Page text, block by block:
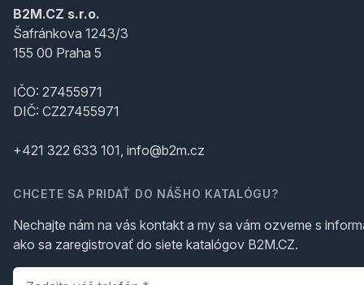
B2M.CZ s.r.o.
Šafránkova 1243/3
155 00 Praha 5
IČO: 27455971
DIČ: CZ27455971
+421 322 633 101, info@b2m.cz
CHCETE SA PRIDAŤ DO NÁŠHO KATALÓGU?
Nechajte nám na vás kontakt a my sa vám ozveme s
ako sa zaregistrovať do siete katalógov B2M.CZ.
Telefón